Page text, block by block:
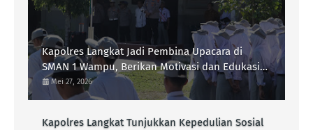
Kapolres Langkat Jadi Pembina Upacara di
SMAN 1 Wampu, Berikan Motivasi dan Edukasi
Kamtibmas kepada Pelajar
Mei 27, 2026
Kapolres Langkat Tunjukkan Kepedulian Sosial